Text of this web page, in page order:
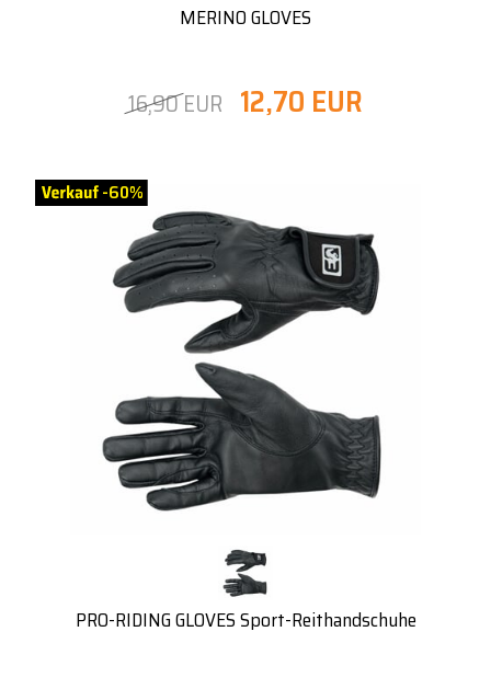
MERINO GLOVES
16,90 EUR 12,70 EUR
-60%
PRO-RIDING GLOVES Sport-Reithandschuhe